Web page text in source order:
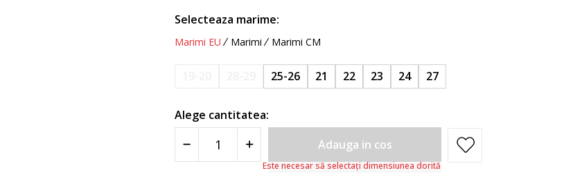
Selecteaza marime:
Marimi EU Marimi Marimi CM
25-26 21 22 23 24 27
Alege cantitatea:
Adauga in cos
Este necesar să selectați dimensiunea dorită